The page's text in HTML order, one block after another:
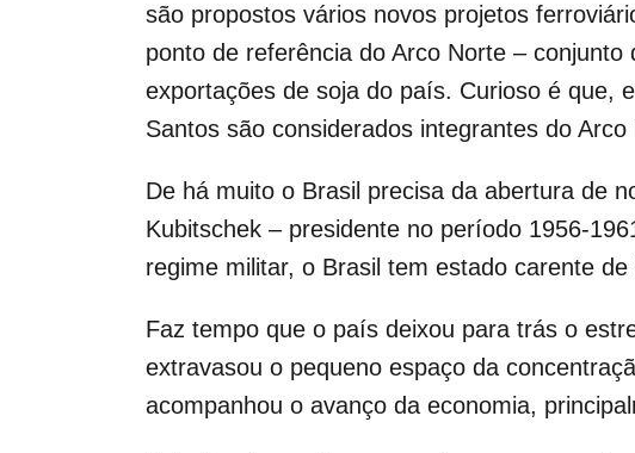
são propostos vários novos projetos
ponto de referência do Arco Norte –
exportações de soja do país. Curioso é que,
Santos são considerados integrantes do Arco
De há muito o Brasil precisa da abertura de
Kubitschek – presidente no período 1956-
regime militar, o Brasil tem estado carente
Faz tempo que o país deixou para trás o
extravasou o pequeno espaço da
acompanhou o avanço da economia,